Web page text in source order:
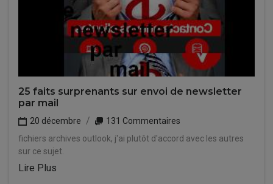
25 faits surprenants sur envoi de newsletter
par mail
20 décembre
131 Commentaires
fichiers archives outlook, j'ai plutôt d'accord avec les autres
sur ce sujet.
Lire Plus